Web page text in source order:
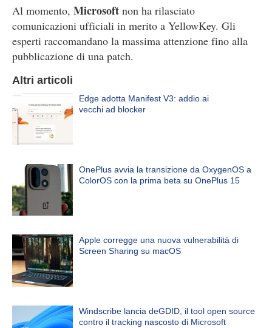
Al momento, Microsoft non ha rilasciato
comunicazioni ufficiali in merito a YellowKey. Gli
esperti raccomandano la massima attenzione fino alla
pubblicazione di una patch.
Altri articoli
Edge adotta Manifest V3: addio ai
vecchi ad blocker
OnePlus avvia la transizione da OxygenOS a
ColorOS con la prima beta su OnePlus 15
Apple corregge una nuova vulnerabilità di
Screen Sharing su macOS
Windscribe lancia deGDID, il tool open source
contro il tracking nascosto di Microsoft